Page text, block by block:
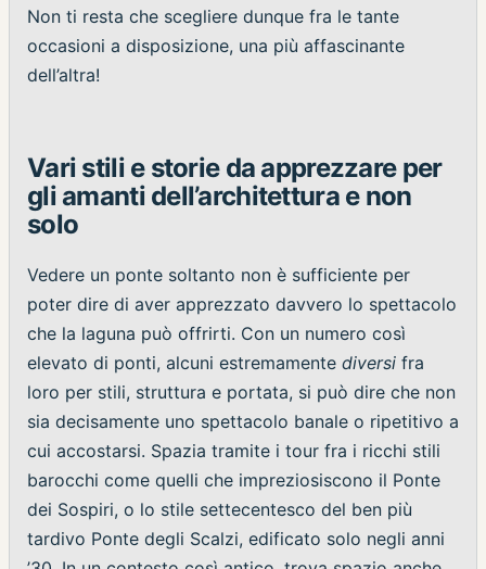
Non ti resta che scegliere dunque fra le tante
occasioni a disposizione, una più affascinante
dell’altra!
Vari stili e storie da apprezzare per
gli amanti dell’architettura e non
solo
Vedere un ponte soltanto non è sufficiente per
poter dire di aver apprezzato davvero lo spettacolo
che la laguna può offrirti. Con un numero così
elevato di ponti, alcuni estremamente diversi fra
loro per stili, struttura e portata, si può dire che non
sia decisamente uno spettacolo banale o ripetitivo a
cui accostarsi. Spazia tramite i tour fra i ricchi stili
barocchi come quelli che impreziosiscono il Ponte
dei Sospiri, o lo stile settecentesco del ben più
tardivo Ponte degli Scalzi, edificato solo negli anni